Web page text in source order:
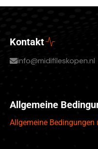
Kontakt
info@midifileskopen.nl
Allgemeine
Allgemeine Bedingungen